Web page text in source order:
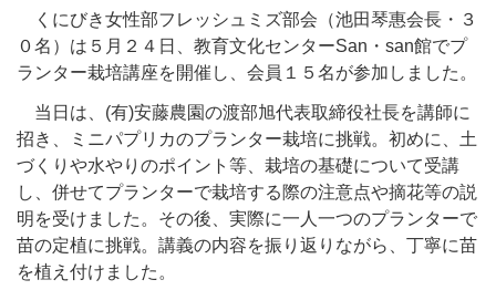
くにびき女性部フレッシュミズ部会（池田琴惠会長・３
０名）は５月２４日、教育文化センターSan・san館でプ
ランター栽培講座を開催し、会員１５名が参加しました。
当日は、(有)安藤農園の渡部旭代表取締役社長を講師に
招き、ミニパプリカのプランター栽培に挑戦。初めに、土
づくりや水やりのポイント等、栽培の基礎について受講
し、併せてプランターで栽培する際の注意点や摘花等の説
明を受けました。その後、実際に一人一つのプランターで
苗の定植に挑戦。講義の内容を振り返りながら、丁寧に苗
を植え付けました。